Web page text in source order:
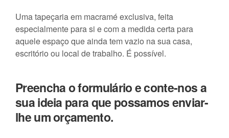
Uma tapeçaria em macramé exclusiva, feita
especialmente para si e com a medida certa para
aquele espaço que ainda tem vazio na sua casa,
escritório ou local de trabalho. É possível.
Preencha o formulário e conte-nos a
sua ideia para que possamos enviar-
lhe um orçamento.